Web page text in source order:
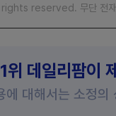
reserved. 무단 전재
위 데일리팜이
에 대해서는 소정의